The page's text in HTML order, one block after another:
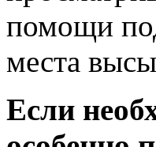
помощи
места
Если